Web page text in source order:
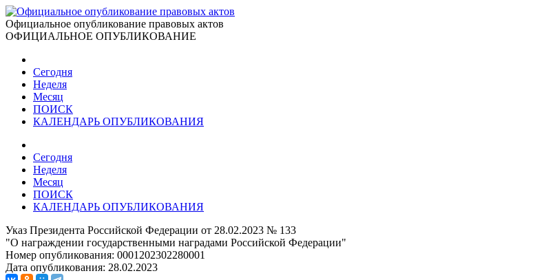
Официальное опубликование правовых актов
ОФИЦИАЛЬНОЕ ОПУБЛИКОВАНИЕ
Сегодня
Неделя
Месяц
ПОИСК
КАЛЕНДАРЬ ОПУБЛИКОВАНИЯ
Сегодня
Неделя
Месяц
ПОИСК
КАЛЕНДАРЬ ОПУБЛИКОВАНИЯ
Указ Президента Российской Федерации от 28.02.2023 № 133
"О награждении государственными наградами Российской Федерации"
Номер опубликования: 0001202302280001
Дата опубликования: 28.02.2023